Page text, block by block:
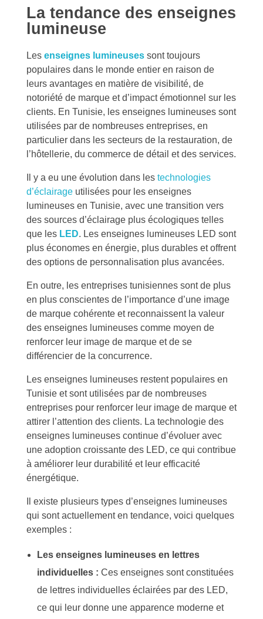
La tendance des enseignes
lumineuse
Les enseignes lumineuses sont toujours
populaires dans le monde entier en raison de
leurs avantages en matière de visibilité, de
notoriété de marque et d’impact émotionnel sur les
clients. En Tunisie, les enseignes lumineuses sont
utilisées par de nombreuses entreprises, en
particulier dans les secteurs de la restauration, de
l’hôtellerie, du commerce de détail et des services.
Il y a eu une évolution dans les technologies
d’éclairage utilisées pour les enseignes
lumineuses en Tunisie, avec une transition vers
des sources d’éclairage plus écologiques telles
que les LED. Les enseignes lumineuses LED sont
plus économes en énergie, plus durables et offrent
des options de personnalisation plus avancées.
En outre, les entreprises tunisiennes sont de plus
en plus conscientes de l’importance d’une image
de marque cohérente et reconnaissent la valeur
des enseignes lumineuses comme moyen de
renforcer leur image de marque et de se
différencier de la concurrence.
Les enseignes lumineuses restent populaires en
Tunisie et sont utilisées par de nombreuses
entreprises pour renforcer leur image de marque et
attirer l’attention des clients. La technologie des
enseignes lumineuses continue d’évoluer avec
une adoption croissante des LED, ce qui contribue
à améliorer leur durabilité et leur efficacité
énergétique.
Il existe plusieurs types d’enseignes lumineuses
qui sont actuellement en tendance, voici quelques
exemples :
Les enseignes lumineuses en lettres
individuelles : Ces enseignes sont constituées
de lettres individuelles éclairées par des LED,
ce qui leur donne une apparence moderne et